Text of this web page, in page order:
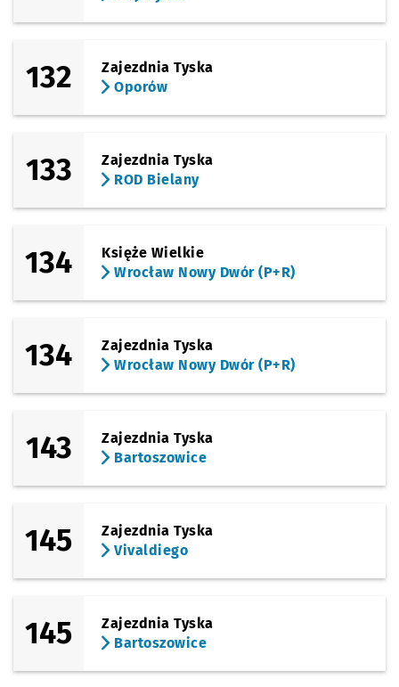
132
Zajezdnia Tyska
Oporów
133
Zajezdnia Tyska
ROD Bielany
134
Księże Wielkie
Wrocław Nowy Dwór (P+R)
134
Zajezdnia Tyska
Wrocław Nowy Dwór (P+R)
143
Zajezdnia Tyska
Bartoszowice
145
Zajezdnia Tyska
Vivaldiego
145
Zajezdnia Tyska
Bartoszowice